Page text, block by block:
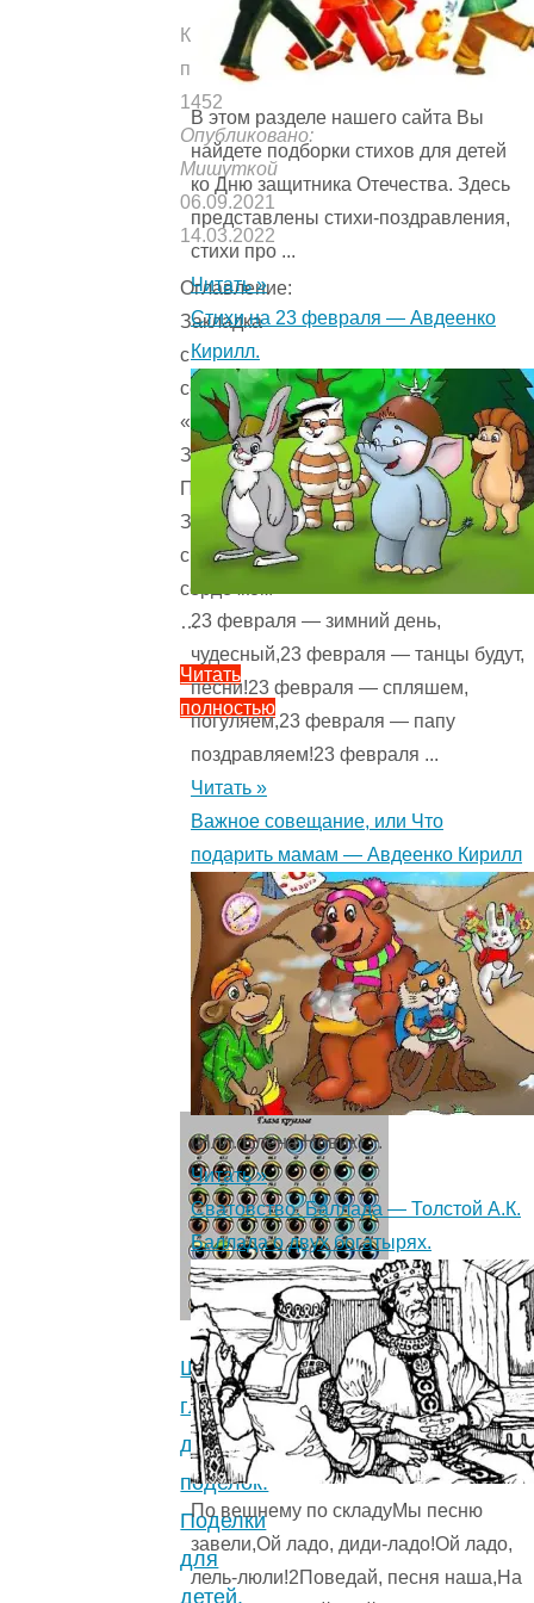
Количество
прочтений:
1452
Опубликовано:
Мишуткой
06.09.2021
14.03.2022
Оглавление:
Закладка
с
сердечком
«Косичка»
Закладка
Пчелка
Закладка
с
сердечком
…
Читать
полностью
руками
(1)"
Шаблоны
глаз
для
поделок.
Поделки
для
детей.
В этом разделе нашего сайта Вы
найдете подборки стихов для детей
ко Дню защитника Отечества. Здесь
представлены стихи-поздравления,
стихи про ...
Читать »
Стихи на 23 февраля — Авдеенко
Кирилл.
23 февраля — зимний день,
чудесный,23 февраля — танцы будут,
песни!23 февраля — спляшем,
погуляем,23 февраля — папу
поздравляем!23 февраля ...
Читать »
Важное совещание, или Что
подарить мамам — Авдеенко Кирилл
(Илл. Елена Новик) ...
Читать »
Сватовство. Баллада — Толстой А.К.
Баллада о двух богатырях.
По вешнему по складуМы песню
завели,Ой ладо, диди-ладо!Ой ладо,
лель-люли!2Поведай, песня наша,На